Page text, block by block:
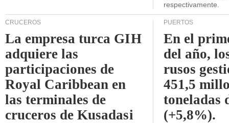
respectivamente.
CRUCEROS
La empresa turca GIH
adquiere las
participaciones de
Royal Caribbean en
las terminales de
cruceros de Kusadasi
PUERTOS
En el
del año,
rusos
451,5
toneladas
(+5,8%).